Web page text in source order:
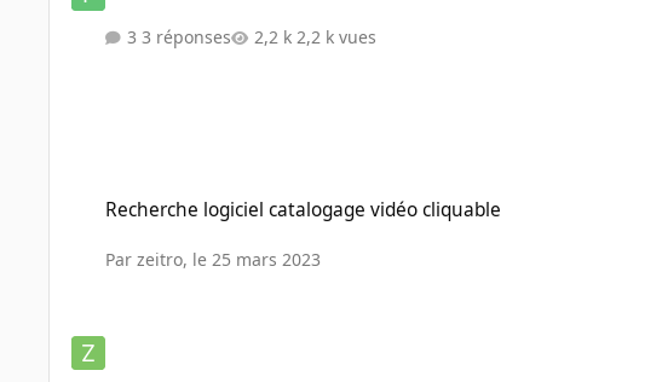
3 réponses 2,2 k vues
Recherche logiciel catalogage vidéo cliquable
Parzeitro, le 25 mars 2023